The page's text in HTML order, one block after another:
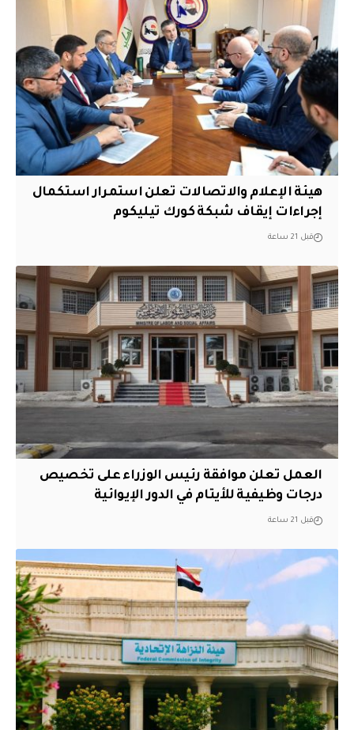
هيئة الإعلام والاتصالات تعلن استمرار استكمال
إجراءات إيقاف شبكة كورك تيليكوم
قبل 21 ساعة
العمل تعلن موافقة رئيس الوزراء على تخصيص
درجات وظيفية للأيتام في الدور الإيوائية
قبل 21 ساعة